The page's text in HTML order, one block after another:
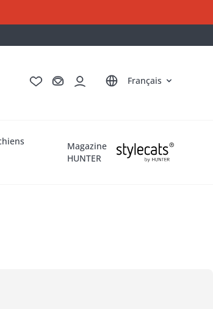
Deutsch
English
Italiano
Nederlands
Français
Magazine
HUNTER